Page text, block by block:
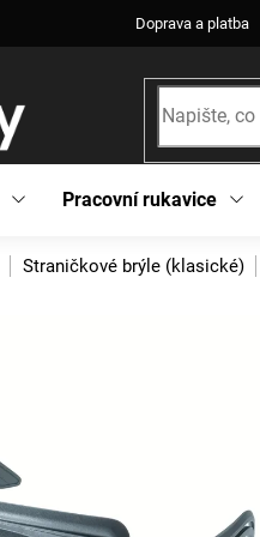
Doprava a platba
Pracovní rukavice
Straničkové brýle (klasické)